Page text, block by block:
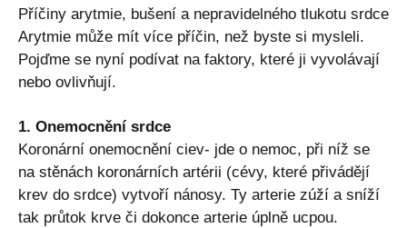
Příčiny arytmie, bušení a nepravidelného tlukotu srdce
Arytmie může mít více příčin, než byste si mysleli.
Pojďme se nyní podívat na faktory, které ji vyvolávají
nebo ovlivňují.
1. Onemocnění srdce
Koronární onemocnění ciev- jde o nemoc, při níž se
na stěnách koronárních artérii (cévy, které přivádějí
krev do srdce) vytvoří nánosy. Ty arterie zúží a sníží
tak průtok krve či dokonce arterie úplně ucpou.